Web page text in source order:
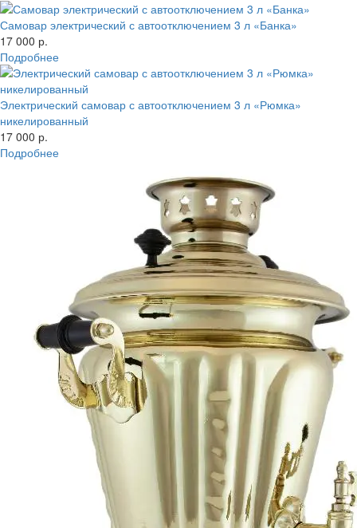
Самовар электрический с автоотключением 3 л «Банка»
17 000 р.
Подробнее
Электрический самовар с автоотключением 3 л «Рюмка»
никелированный
17 000 р.
Подробнее